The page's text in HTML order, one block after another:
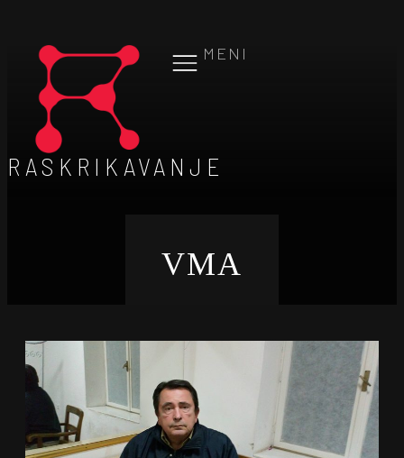
MENI
RASKRIKAVANJE
VMA